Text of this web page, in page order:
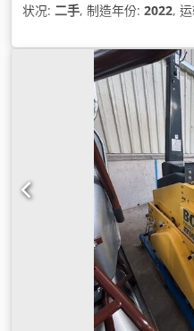
状况: 二手, 制造年份: 2022,